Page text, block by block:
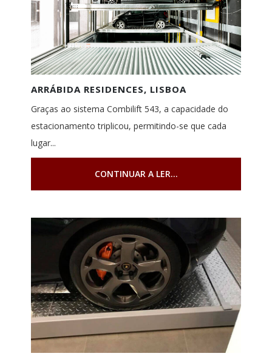
ARRÁBIDA RESIDENCES, LISBOA
Graças ao sistema Combilift 543, a capacidade do
estacionamento triplicou, permitindo-se que cada
lugar...
CONTINUAR A LER...